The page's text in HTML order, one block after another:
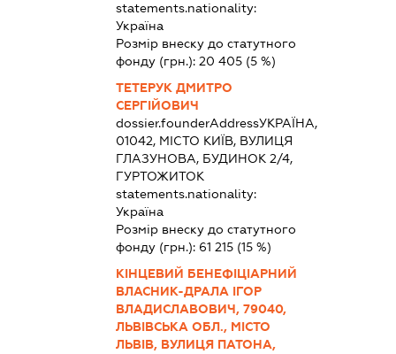
statements.nationality:
Україна
Розмір внеску до статутного
фонду (грн.):20 405 (5 %)
ТЕТЕРУК ДМИТРО
СЕРГІЙОВИЧ
dossier.founderAddressУКРАЇНА,
01042, МІСТО КИЇВ, ВУЛИЦЯ
ГЛАЗУНОВА, БУДИНОК 2/4,
ГУРТОЖИТОК
statements.nationality:
Україна
Розмір внеску до статутного
фонду (грн.): 61 215 (15 %)
КІНЦЕВИЙ БЕНЕФІЦІАРНИЙ
ВЛАСНИК-ДРАЛА ІГОР
ВЛАДИСЛАВОВИЧ, 79040,
ЛЬВІВСЬКА ОБЛ., МІСТО
ЛЬВІВ, ВУЛИЦЯ ПАТОНА,